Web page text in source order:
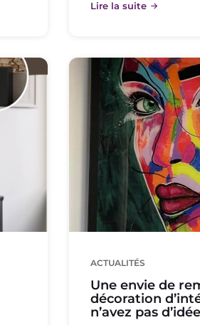
Lire la suite
ACTUALITÉS
Une envie de
décoration
n’avez pas